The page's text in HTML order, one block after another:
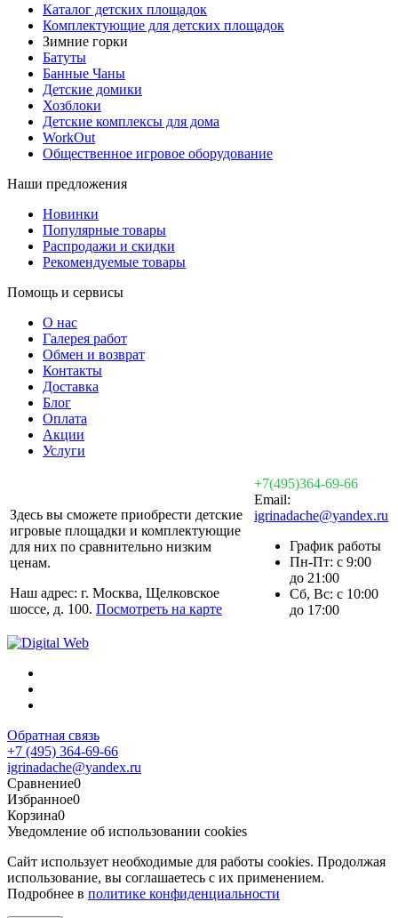
Каталог детских площадок
Комплектующие для детских площадок
Зимние горки
Батуты
Банные Чаны
Детские домики
Хозблоки
Детские комплексы для дома
WorkOut
Общественное игровое оборудование
Наши предложения
Новинки
Популярные товары
Распродажи и скидки
Рекомендуемые товары
Помощь и сервисы
О нас
Галерея работ
Обмен и возврат
Контакты
Доставка
Блог
Оплата
Акции
Услуги
Здесь вы сможете приобрести детские
игровые площадки и комплектующие
для них по сравнительно низким
ценам.
Наш адрес: г. Москва, Щелковское
шоссе, д. 100. Посмотреть на карте
+7(495)364-69-66
Email:
igrinadache@yandex.ru
График работы
Пн-Пт: с 9:00
до 21:00
Сб, Вс: с 10:00
до 17:00
Обратная связь
+7 (495) 364-69-66
igrinadache@yandex.ru
Сравнение0
Избранное0
Корзина0
Уведомление об использовании cookies
Сайт использует необходимые для работы cookies. Продолжая
использование, вы соглашаетесь с их применением.
Подробнее в политике конфиденциальности